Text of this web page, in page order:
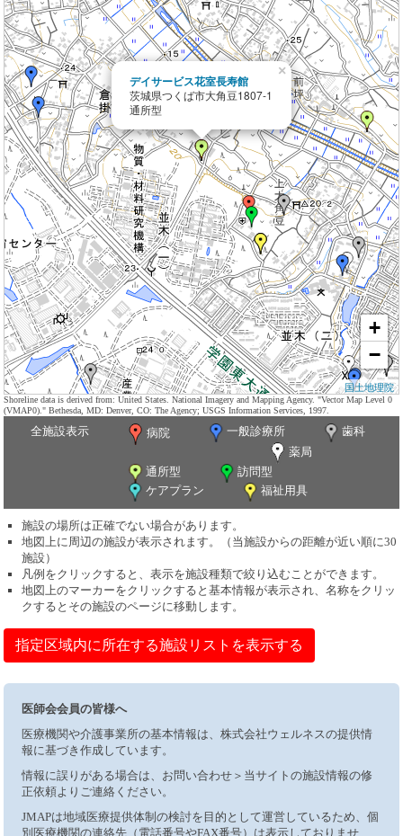
デイサービス花室長寿館
茨城県つくば市大角豆1807-1
通所型
×
+
−
国土地理院
Shoreline data is derived from: United States. National Imagery and Mapping Agency. "Vector Map Level 0
(VMAP0)." Bethesda, MD: Denver, CO: The Agency; USGS Information Services, 1997.
全施設表示 病院 一般診療所
歯科
薬局
通所型
訪問型
ケアプラン
福祉用具
施設の場所は正確でない場合があります。
地図上に周辺の施設が表示されます。（当施設からの距離が近い順に30
施設）
凡例をクリックすると、表示を施設種類で絞り込むことができます。
地図上のマーカーをクリックすると基本情報が表示され、名称をクリッ
クするとその施設のページに移動します。
指定区域内に所在する施設リストを表示する
医師会会員の皆様へ
医療機関や介護事業所の基本情報は、株式会社ウェルネスの提供情
報に基づき作成しています。
情報に誤りがある場合は、お問い合わせ＞当サイトの施設情報の修
正依頼よりご連絡ください。
JMAPは地域医療提供体制の検討を目的として運営しているため、個
別医療機関の連絡先（電話番号やFAX番号）は表示しておりませ